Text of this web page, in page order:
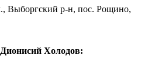
Выборгский р-н, пос. Рощино,
Холодов: